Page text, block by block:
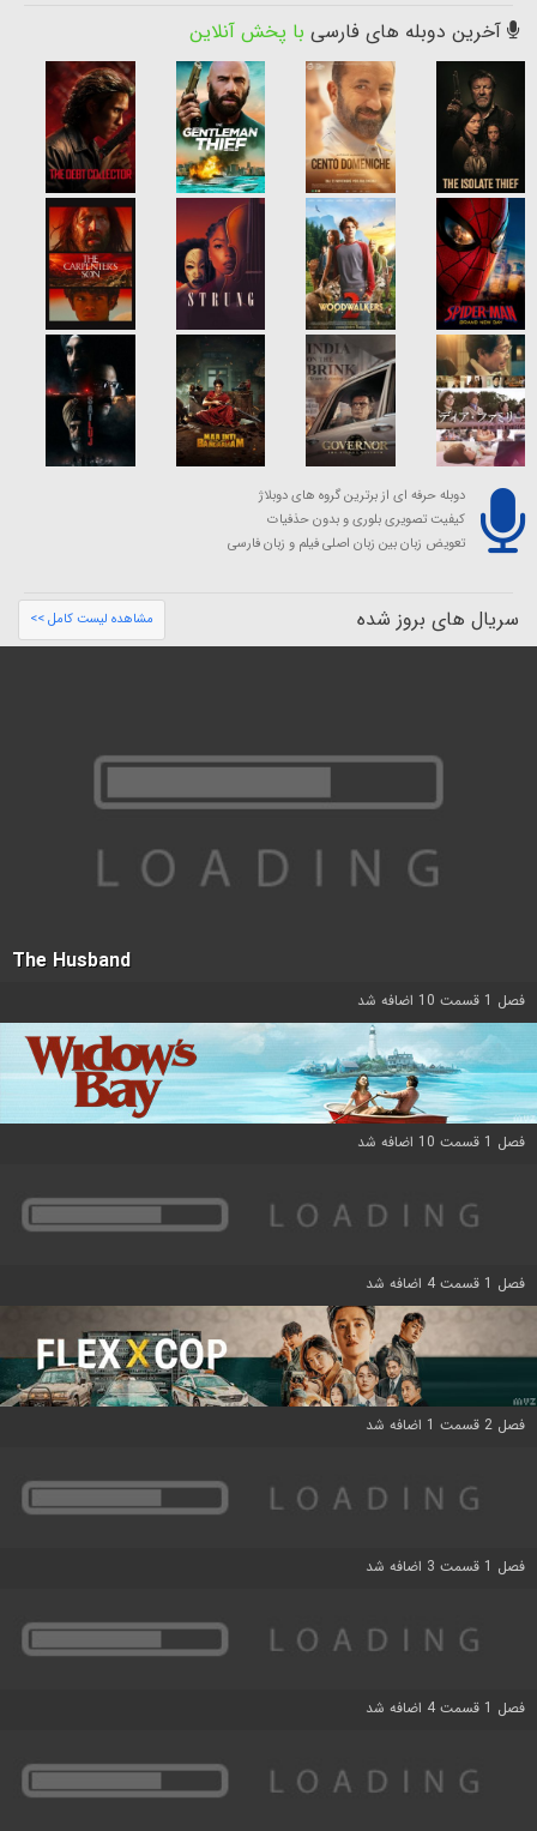
آخرین دوبله های فارسی با پخش آنلاین
دوبله حرفه ای از برترین گروه های دوبلاژ
کیفیت تصویری بلوری و بدون حذفیات
تعویض زبان بین زبان اصلی فیلم و زبان فارسی
سریال های بروز شده مشاهده لیست کامل >>
The Husband
فصل 1 قسمت 10 اضافه شد
فصل 1 قسمت 10 اضافه شد
فصل 1 قسمت 4 اضافه شد
فصل 2 قسمت 1 اضافه شد
فصل 1 قسمت 3 اضافه شد
فصل 1 قسمت 4 اضافه شد